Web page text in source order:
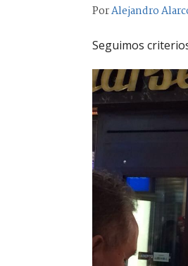
PorAlejandro
Seguimos